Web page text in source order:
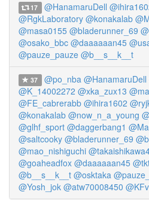
17 @HanamaruDell
@RgkLaboratory @konakalab
@masa0155 @bladerunner_69
@osako_bbc @daaaaaan45
@pauze_pauze @b__s__k__t
37 @po_nba @HanamaruDell
@K_14002272 @xka_zux13
@FE_cabrerabb @ihira1602
@konakalab @now_n_a_young
@glhf_sport @daggerbang1
@saltcooky @bladerunner_69
@mao_nishiguchi
@goaheadfox @daaaaaan45
@b__s__k__t @osktaka
@Yosh_jok @atw70008450